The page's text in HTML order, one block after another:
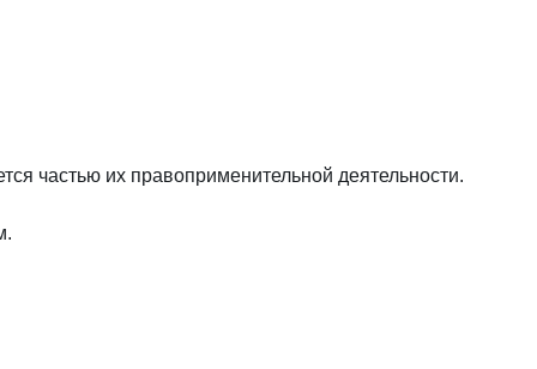
частью их правоприменительной деятельности.